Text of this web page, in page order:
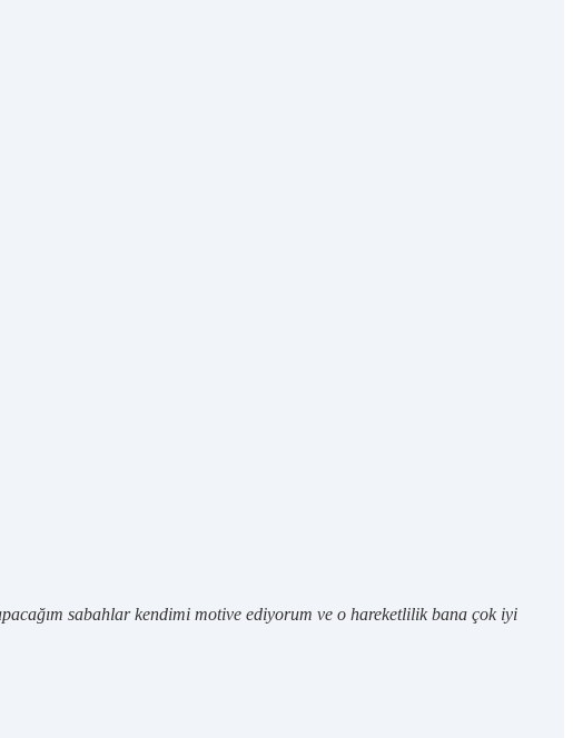
sabahlar kendimi motive ediyorum ve o hareketlilik bana çok iyi